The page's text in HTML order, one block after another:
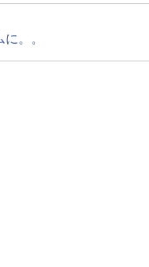
。。